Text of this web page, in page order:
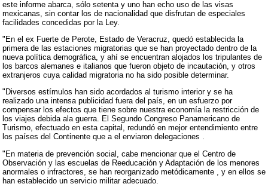
este informe abarca, sólo setenta y uno han echo uso de las visas
mexicanas, sin contar los de nacionalidad que disfrutan de especiales
facilidades concedidas por la Ley.
"En el ex Fuerte de Perote, Estado de Veracruz, quedó establecida la
primera de las estaciones migratorias que se han proyectado dentro de la
nueva política demográfica, y ahí se encuentran alojados los tripulantes de
los barcos alemanes e italianos que fueron objeto de incautación, y otros
extranjeros cuya calidad migratoria no ha sido posible determinar.
"Diversos estímulos han sido acordados al turismo interior y se ha
realizado una intensa publicidad fuera del país, en un esfuerzo por
compensar los efectos que tiene sobre nuestra economía la restricción de
los viajes debida ala guerra. El Segundo Congreso Panamericano de
Turismo, efectuado en esta capital, redundó en mejor entendimiento entre
los países del Continente que a el enviaron delegaciones .
"En materia de prevención social, cabe mencionar que el Centro de
Observación y las escuelas de Reeducación y Adaptación de los menores
anormales o infractores, se han reorganizado metódicamente , y en ellos se
han establecido un servicio militar adecuado.